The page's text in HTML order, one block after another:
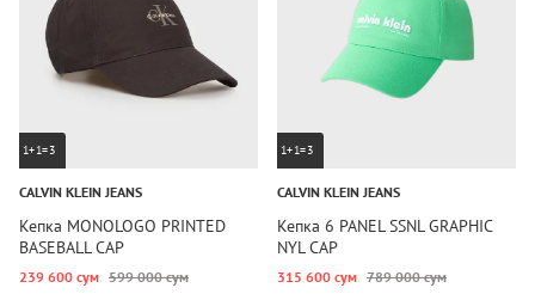
1+1=3
CALVIN KLEIN JEANS
Кепка MONOLOGO PRINTED
BASEBALL CAP
239 600 сум 599 000 сум
1+1=3
CALVIN KLEIN JEANS
Кепка 6 PANEL SSNL GRAPHIC
NYL CAP
315 600 сум 789 000 сум